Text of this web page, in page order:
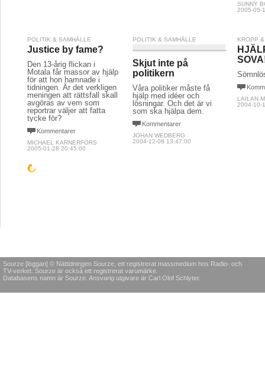
SUNNY
2005-05-
POLITIK & SAMHÄLLE
Justice by fame?
Den 13-årig flickan i
Motala får massor av hjälp
för att hon hamnade i
tidningen. Är det verkligen
meningen att rättsfall skall
avgöras av vem som
reportrar väljer att fatta
tycke för?
Kommentarer
MICHAEL KARNERFORS
2005-01-28 20:45:00
POLITIK & SAMHÄLLE
Skjut inte på
politikern
Våra politiker måste få
hjälp med idéer och
lösningar. Och det är vi
som ska hjälpa dem.
Kommentarer
JOHAN WEDBERG
2004-12-08 13:47:00
KROPP
LAILAN
2004-10-
POLITIK & SAMHÄLLE
ungdomar ska uppleva
trygghet, framtidshopp och
livsglädje?
ungdomar med psykisk
ohälsa.
Kommentarer
hjälp